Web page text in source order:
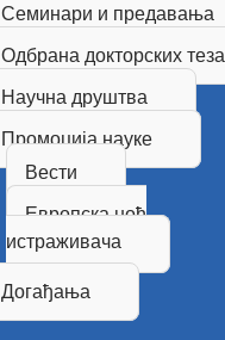
Семинари и предавања
Одбрана докторских теза
Научна друштва
Промоција науке
Вести
Европска ноћ
истраживача
Догађања